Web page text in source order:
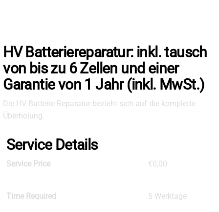
HV Batteriereparatur: inkl. tausch
von bis zu 6 Zellen und einer
Garantie von 1 Jahr (inkl. MwSt.)
Die HV Batterie Reparatur bezieht sich auf die komplette
Überholung.
Service Details
Service Price €0,00
Time Required 5 Werktage